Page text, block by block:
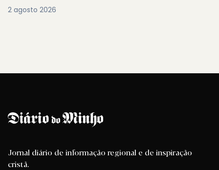
2 agosto 2026
Jornal diário de informação regional e de inspiração
cristã.